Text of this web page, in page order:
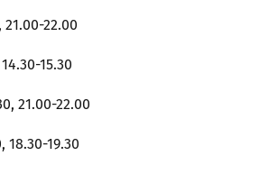
22.00
15.30
21.00-22.00
18.30-19.30